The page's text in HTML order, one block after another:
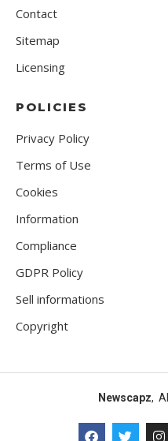
Contact
Sitemap
Licensing
POLICIES
Privacy Policy
Terms of Use
Cookies
Information
Compliance
GDPR Policy
Sell informations
Copyright
Newscapz,